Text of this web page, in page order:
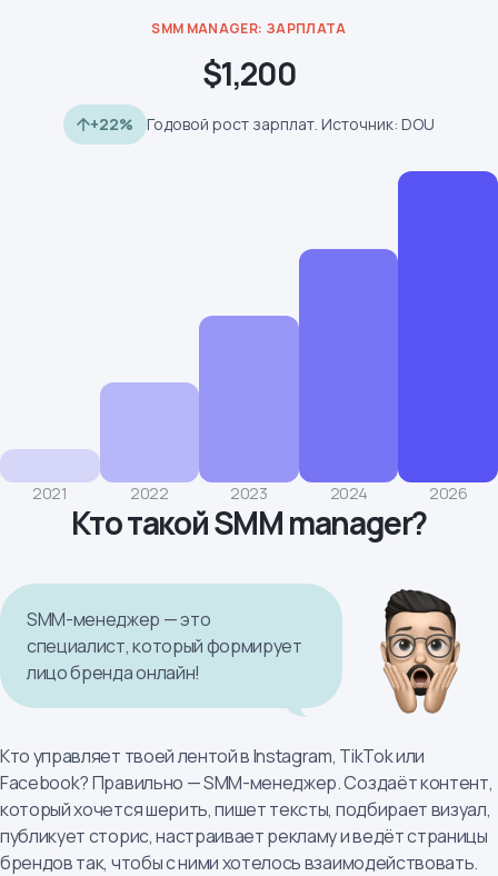
SMM MANAGER: ЗАРПЛАТА
$1,200
+22% Годовой рост зарплат. Источник: DOU
2021 2022 2023 2024 2026
Кто такой SMM manager?
Кто управляет твоей лентой в Instagram, TikTok или
Facebook? Правильно — SMM-менеджер. Создаёт контент,
который хочется шерить, пишет тексты, подбирает визуал,
публикует сторис, настраивает рекламу и ведёт страницы
брендов так, чтобы с ними хотелось взаимодействовать.
SMM-менеджер — это
специалист, который формирует
лицо бренда онлайн!